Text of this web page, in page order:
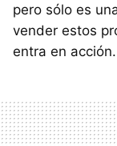
pero sólo es
vender estos
entra en acción.